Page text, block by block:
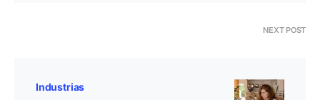
NEXT POST
Industrias